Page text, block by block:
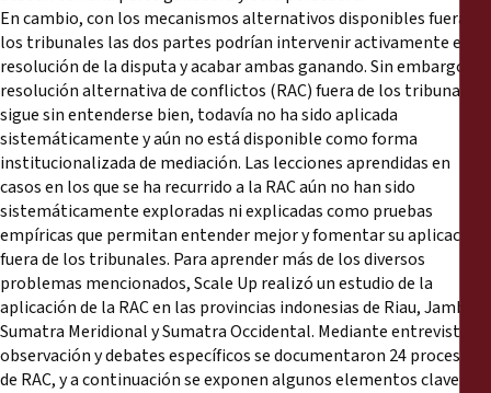
En cambio, con los mecanismos alternativos disponibles fuera de
los tribunales las dos partes podrían intervenir activamente en la
resolución de la disputa y acabar ambas ganando. Sin embargo, la
resolución alternativa de conflictos (RAC) fuera de los tribunales
sigue sin entenderse bien, todavía no ha sido aplicada
sistemáticamente y aún no está disponible como forma
institucionalizada de mediación. Las lecciones aprendidas en
casos en los que se ha recurrido a la RAC aún no han sido
sistemáticamente exploradas ni explicadas como pruebas
empíricas que permitan entender mejor y fomentar su aplicación
fuera de los tribunales. Para aprender más de los diversos
problemas mencionados, Scale Up realizó un estudio de la
aplicación de la RAC en las provincias indonesias de Riau, Jambi,
Sumatra Meridional y Sumatra Occidental. Mediante entrevistas,
observación y debates específicos se documentaron 24 procesos
de RAC, y a continuación se exponen algunos elementos clave: